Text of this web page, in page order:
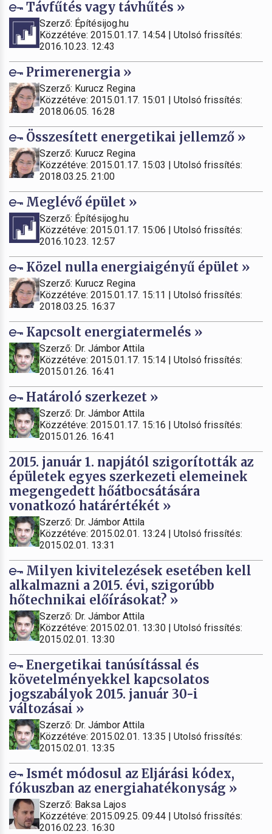
Távfűtés vagy távhűtés »
Szerző: Építésijog.hu
Közzétéve: 2015.01.17. 14:54 | Utolsó frissítés:
2016.10.23. 12:43
Primerenergia »
Szerző: Kurucz Regina
Közzétéve: 2015.01.17. 15:01 | Utolsó frissítés:
2018.06.05. 16:28
Összesített energetikai jellemző »
Szerző: Kurucz Regina
Közzétéve: 2015.01.17. 15:03 | Utolsó frissítés:
2018.03.25. 21:00
Meglévő épület »
Szerző: Építésijog.hu
Közzétéve: 2015.01.17. 15:06 | Utolsó frissítés:
2016.10.23. 12:57
Közel nulla energiaigényű épület »
Szerző: Kurucz Regina
Közzétéve: 2015.01.17. 15:11 | Utolsó frissítés:
2018.03.25. 16:37
Kapcsolt energiatermelés »
Szerző: Dr. Jámbor Attila
Közzétéve: 2015.01.17. 15:14 | Utolsó frissítés:
2015.01.26. 16:41
Határoló szerkezet »
Szerző: Dr. Jámbor Attila
Közzétéve: 2015.01.17. 15:16 | Utolsó frissítés:
2015.01.26. 16:41
2015. január 1. napjától szigorították az
épületek egyes szerkezeti elemeinek
megengedett hőátbocsátására
vonatkozó határértékét »
Szerző: Dr. Jámbor Attila
Közzétéve: 2015.02.01. 13:24 | Utolsó frissítés:
2015.02.01. 13:31
Milyen kivitelezések esetében kell
alkalmazni a 2015. évi, szigorúbb
hőtechnikai előírásokat? »
Szerző: Dr. Jámbor Attila
Közzétéve: 2015.02.01. 13:30 | Utolsó frissítés:
2015.02.01. 13:30
Energetikai tanúsítással és
követelményekkel kapcsolatos
jogszabályok 2015. január 30-i
változásai »
Szerző: Dr. Jámbor Attila
Közzétéve: 2015.02.01. 13:35 | Utolsó frissítés:
2015.02.01. 13:35
Ismét módosul az Eljárási kódex,
fókuszban az energiahatékonyság »
Szerző: Baksa Lajos
Közzétéve: 2015.09.25. 09:44 | Utolsó frissítés:
2016.02.23. 16:30